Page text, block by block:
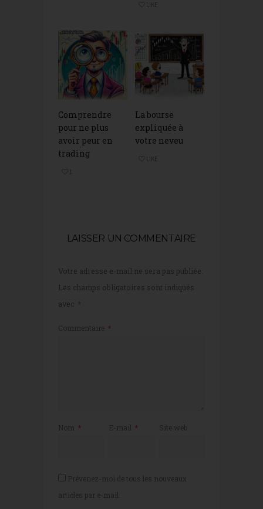
Comprendre
pour ne plus
avoir peur en
trading
1
La bourse
expliquée à
votre neveu
LAISSER UN COMMENTAIRE
Votre adresse e-mail ne sera pas publiée.
Les champs obligatoires sont indiqués
avec *
Commentaire *
Nom * E-mail * Site web
Prévenez-moi de tous les nouveaux
articles par e-mail.